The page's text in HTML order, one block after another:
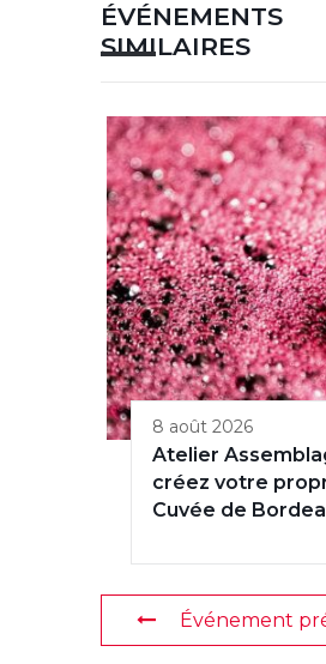
ÉVÉNEMENTS
SIMILAIRES
8 août 2026
Atelier
créez votre
Cuvée de
Événement